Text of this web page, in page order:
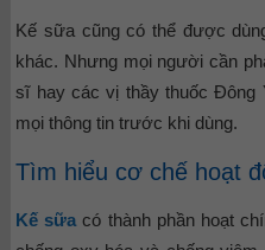
Kế sữa cũng có thể được
khác. Nhưng mọi người cần
sĩ hay các vị thầy thuốc
mọi thông tin trước khi dùng.
Tìm hiểu cơ chế hoạt
Kế sữa có thành phần hoạt